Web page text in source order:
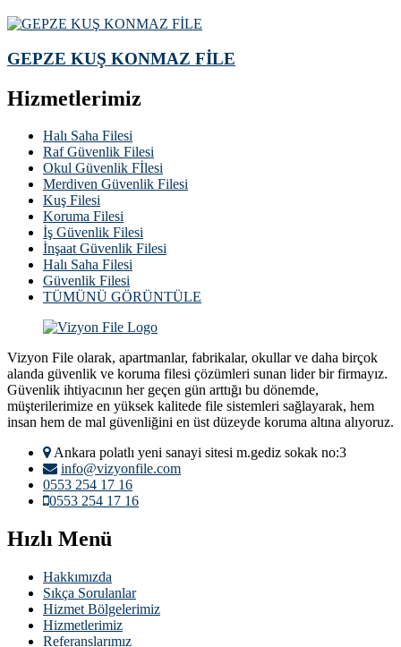
GEPZE KUŞ KONMAZ FİLE
Hizmetlerimiz
Halı Saha Filesi
Raf Güvenlik Filesi
Okul Güvenlik Fİlesi
Merdiven Güvenlik Filesi
Kuş Filesi
Koruma Filesi
İş Güvenlik Filesi
İnşaat Güvenlik Filesi
Halı Saha Filesi
Güvenlik Filesi
TÜMÜNÜ GÖRÜNTÜLE
Vizyon File olarak, apartmanlar, fabrikalar, okullar ve daha birçok
alanda güvenlik ve koruma filesi çözümleri sunan lider bir firmayız.
Güvenlik ihtiyacının her geçen gün arttığı bu dönemde,
müşterilerimize en yüksek kalitede file sistemleri sağlayarak, hem
insan hem de mal güvenliğini en üst düzeyde koruma altına alıyoruz.
Ankara polatlı yeni sanayi sitesi m.gediz sokak no:3
info@vizyonfile.com
0553 254 17 16
0553 254 17 16
Hızlı Menü
Hakkımızda
Sıkça Sorulanlar
Hizmet Bölgelerimiz
Hizmetlerimiz
Referanslarımız